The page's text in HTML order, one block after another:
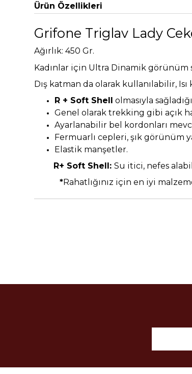
Ürün Özellikleri
Grifone Triglav Lady
Ağırlık: 450 Gr.
Kadınlar için Ultra Dinamik görünüm
Dış katman da olarak kullanılabilir,
R + Soft Shell olmasıyla
Genel olarak trekking gibi açık
Ayarlanabilir bel kordonları
Fermuarlı cepleri, şık görünüm
Elastik manşetler.
R+ Soft Shell:Su itici, nefes
*Rahatlığınız için en iyi